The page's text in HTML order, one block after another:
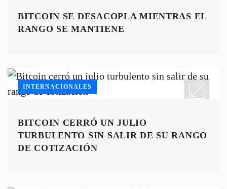
BITCOIN SE DESACOPLA MIENTRAS EL
RANGO SE MANTIENE
INTERNACIONALES
BITCOIN CERRÓ UN JULIO
TURBULENTO SIN SALIR DE SU RANGO
DE COTIZACIÓN